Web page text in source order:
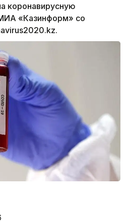
коронавирусную
«Казинформ» со